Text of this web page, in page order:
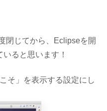
閉じてから、Eclipseを開
ると思います！
そ」を表示する設定にし